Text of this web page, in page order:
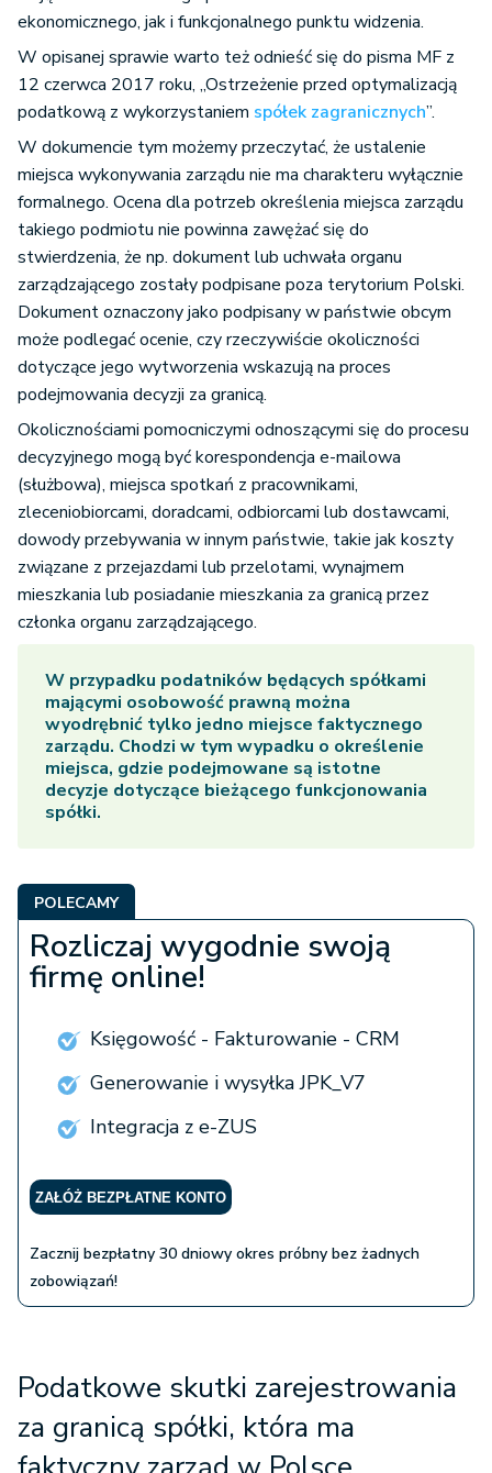
ekonomicznego, jak i funkcjonalnego punktu widzenia.
W opisanej sprawie warto też odnieść się do pisma MF z
12 czerwca 2017 roku, „Ostrzeżenie przed optymalizacją
podatkową z wykorzystaniem spółek zagranicznych”.
W dokumencie tym możemy przeczytać, że ustalenie
miejsca wykonywania zarządu nie ma charakteru wyłącznie
formalnego. Ocena dla potrzeb określenia miejsca zarządu
takiego podmiotu nie powinna zawężać się do
stwierdzenia, że np. dokument lub uchwała organu
zarządzającego zostały podpisane poza terytorium Polski.
Dokument oznaczony jako podpisany w państwie obcym
może podlegać ocenie, czy rzeczywiście okoliczności
dotyczące jego wytworzenia wskazują na proces
podejmowania decyzji za granicą.
Okolicznościami pomocniczymi odnoszącymi się do procesu
decyzyjnego mogą być korespondencja e-mailowa
(służbowa), miejsca spotkań z pracownikami,
zleceniobiorcami, doradcami, odbiorcami lub dostawcami,
dowody przebywania w innym państwie, takie jak koszty
związane z przejazdami lub przelotami, wynajmem
mieszkania lub posiadanie mieszkania za granicą przez
członka organu zarządzającego.
W przypadku podatników będących spółkami
mającymi osobowość prawną można
wyodrębnić tylko jedno miejsce faktycznego
zarządu. Chodzi w tym wypadku o określenie
miejsca, gdzie podejmowane są istotne
decyzje dotyczące bieżącego funkcjonowania
spółki.
POLECAMY
Rozliczaj wygodnie swoją
firmę online!
Księgowość - Fakturowanie - CRM
Generowanie i wysyłka JPK_V7
Integracja z e-ZUS
ZAŁÓŻ BEZPŁATNE KONTO
Zacznij bezpłatny 30 dniowy okres próbny bez żadnych
zobowiązań!
Podatkowe skutki zarejestrowania
za granicą spółki, która ma